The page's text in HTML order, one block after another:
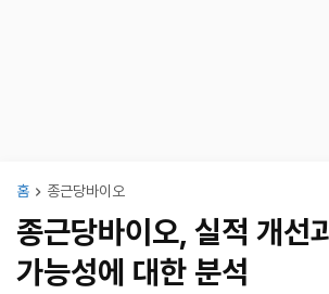
홈 종근당바이오
종근당바이오, 실적 개선
가능성에 대한 분석